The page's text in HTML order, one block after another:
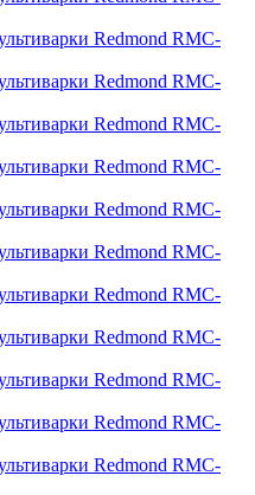
Redmond RMC-
Redmond RMC-
Redmond RMC-
Redmond RMC-
Redmond RMC-
Redmond RMC-
Redmond RMC-
Redmond RMC-
Redmond RMC-
Redmond RMC-
Redmond RMC-